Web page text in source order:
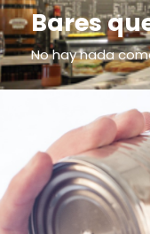
Bares
No hay nada